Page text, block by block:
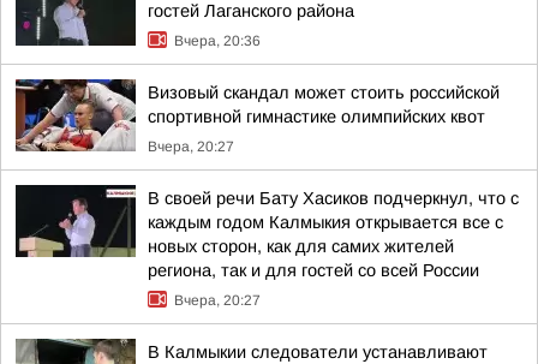
гостей Лаганского района
Вчера, 20:36
Визовый скандал может стоить российской
спортивной гимнастике олимпийских квот
Вчера, 20:27
В своей речи Бату Хасиков подчеркнул, что с
каждым годом Калмыкия открывается все с
новых сторон, как для самих жителей
региона, так и для гостей со всей России
Вчера, 20:27
В Калмыкии следователи устанавливают